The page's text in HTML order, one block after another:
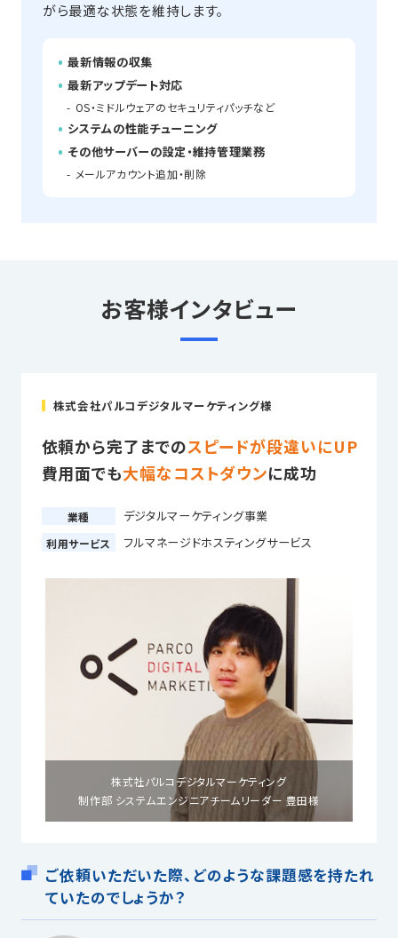
がら最適な状態を維持します。
最新情報の収集
最新アップデート対応
OS・ミドルウェアのセキュリティパッチなど
システムの性能チューニング
その他サーバーの設定・維持管理業務
メールアカウント追加・削除
お客様インタビュー
株式会社パルコデジタルマーケティング様
依頼から完了までのスピードが段違いにUP
費用面でも大幅なコストダウンに成功
業種 デジタルマーケティング事業
利用サービス フルマネージドホスティングサービス
株式社パルコデジタルマーケティング
制作部 システムエンジニアチームリーダー 豊田様
ご依頼いただいた際、どのような課題感を持たれ
ていたのでしょうか？